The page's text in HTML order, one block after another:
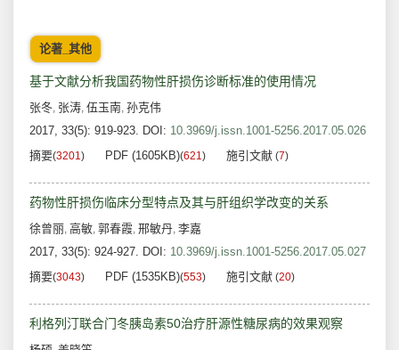
论著_其他
基于文献分析我国药物性肝损伤诊断标准的使用情况
张冬, 张涛, 伍玉南, 孙克伟
2017, 33(5): 919-923. DOI: 10.3969/j.issn.1001-5256.2017.05.026
摘要(3201) PDF (1605KB)(621) 施引文献 (7)
药物性肝损伤临床分型特点及其与肝组织学改变的关系
徐曾丽, 高敏, 郭春霞, 邢敏丹, 李嘉
2017, 33(5): 924-927. DOI: 10.3969/j.issn.1001-5256.2017.05.027
摘要(3043) PDF (1535KB)(553) 施引文献 (20)
利格列汀联合门冬胰岛素50治疗肝源性糖尿病的效果观察